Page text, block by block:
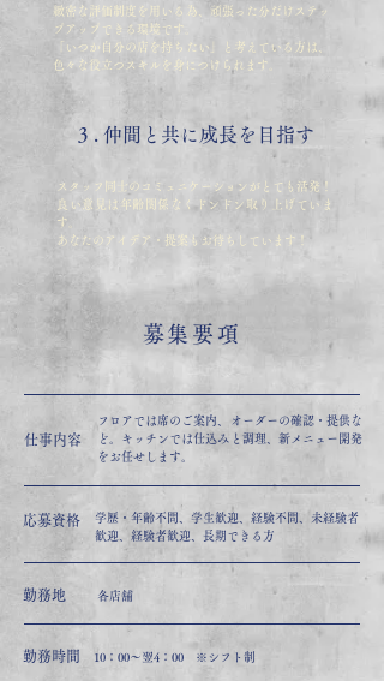
緻密な評価制度を用いる為、頑張った分だけステッ
プアップできる環境です。
「いつか自分の店を持ちたい」と考えている方は、
色々な役立つスキルを身につけられます。
3 . 仲間と共に成長を目指す
スタッフ同士のコミュニケーションがとても活発！
良い意見は年齢関係なくドンドン取り上げていま
す。
あなたのアイデア・提案もお待ちしています！
募集要項
仕事内容
フロアでは席のご案内、オーダーの確認・提供な
ど。 キッチンでは仕込みと調理、新メニュー開発
をお任せします。
応募資格
学歴・年齢不問、学生歓迎、経験不問、未経験者
歓迎、経験者歓迎、長期できる方
勤務地 各店舗
勤務時間 10：00～翌4：00 ※シフト制